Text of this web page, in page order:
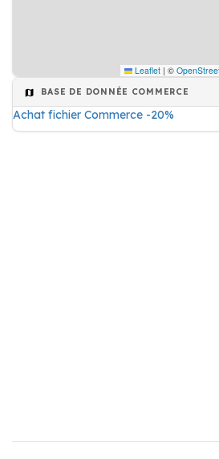
Leaflet | ©
BASE DE DONNÉE COMMERCE
Achat fichier Commerce -20%